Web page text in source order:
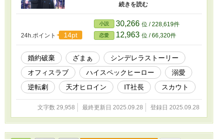
で“K”という名で知られる伝説的なデータアナリ
意の中、足を運んだ交流会で美月が出会ったの
は、急成長中のIT企業「ホライゾン・テクノロジ
ーズ」の若き社長・一条蓮。 彼女が何気なく口
にした市場分析の鋭さに衝撃を受けた蓮は、す
ぐさま彼女を破格の条件でスカウトする。 「君
のその目で、俺と未来を見てほしい」──。 蓮の
情熱に心を動かされ、新たな一歩を踏み出した
美月は、その才能を遺憾なく発揮していく。 地
味なOLから、誰もが注目するキャリアウーマン
へ。 そして、仕事のパートナーである蓮の、真
っ直ぐで誠実な愛情に、凍てついていた心は次
第に溶かされていく。 これは、才能というガラ
スの靴を見出された、一人の女性のシンデレラ
ストーリー。 数字の奥に隠された真実を見抜く
24h.ポイント 14pt
小説 30,266 位 / 228,619件
恋愛 12,963 位 / 66,320件
婚約破棄 ざまぁ
シンデレラストーリー
オフィスラブ
ハイスペックヒーロー
溺愛
逆転劇
天才ヒロイン IT社長 スカウト
文字数 29,958 最終更新日 2025.09.28 登録日 2025.09.28